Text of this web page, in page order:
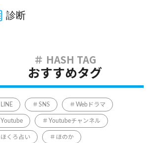
診断
おすすめタグ
LINE SNS Webドラマ
Youtube Youtubeチャンネル
ほくろ占い ほのか